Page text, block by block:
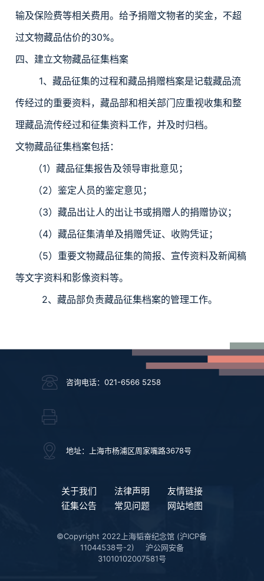
输及保险费等相关费用。给予捐赠文物者的奖金，不超
过文物藏品估价的30%。
四、建立文物藏品征集档案
1、藏品征集的过程和藏品捐赠档案是记载藏品流
传经过的重要资料，藏品部和相关部门应重视收集和整
理藏品流传经过和征集资料工作，并及时归档。
文物藏品征集档案包括：
（1）藏品征集报告及领导审批意见；
（2）鉴定人员的鉴定意见；
（3）藏品出让人的出让书或捐赠人的捐赠协议；
（4）藏品征集清单及捐赠凭证、收购凭证；
（5）重要文物藏品征集的简报、宣传资料及新闻稿
等文字资料和影像资料等。
2、藏品部负责藏品征集档案的管理工作。
咨询电话：021-6566 5258
地址：上海市杨浦区周家嘴路3678号
关于我们 法律声明
友情链接
征集公告
常见问题 网站地图
©Copyright 2022上海韬奋纪念馆 (沪ICP备
11044538号-2)
沪公网安备
31010102007581号